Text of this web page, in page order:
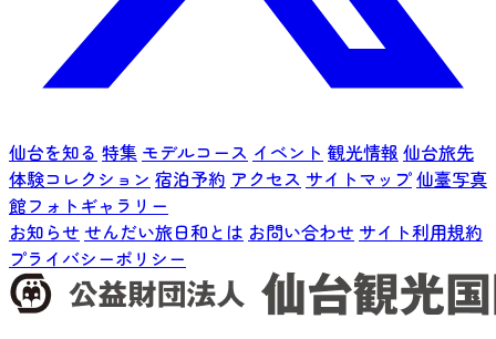
仙台を知る 特集 モデルコース イベント 観光情報 仙台旅先
体験コレクション 宿泊予約 アクセス サイトマップ仙臺写真
館フォトギャラリー
お知らせ せんだい旅日和とは お問い合わせ サイト利用規約
プライバシーポリシー